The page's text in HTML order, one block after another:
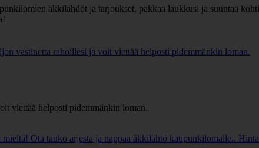
äkkilähdöt ja tarjoukset, pakkaa laukkusi ja suuntaa
vastinetta rahoillesi ja voit viettää helposti pidemmänkin loman.
viettää helposti pidemmänkin loman.
Ota tauko arjesta ja nappaa äkkilähtö kaupunkilomalle..